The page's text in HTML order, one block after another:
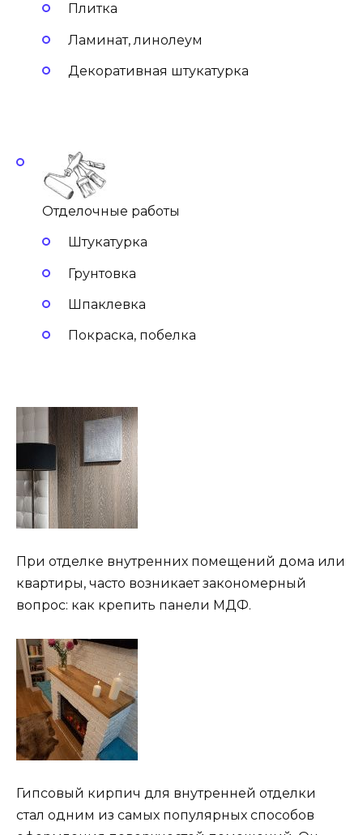
Плитка
Ламинат, линолеум
Декоративная штукатурка
Отделочные работы
Штукатурка
Грунтовка
Шпаклевка
Покраска, побелка
При отделке внутренних помещений дома или
квартиры, часто возникает закономерный
вопрос: как крепить панели МДФ.
Гипсовый кирпич для внутренней отделки
стал одним из самых популярных способов